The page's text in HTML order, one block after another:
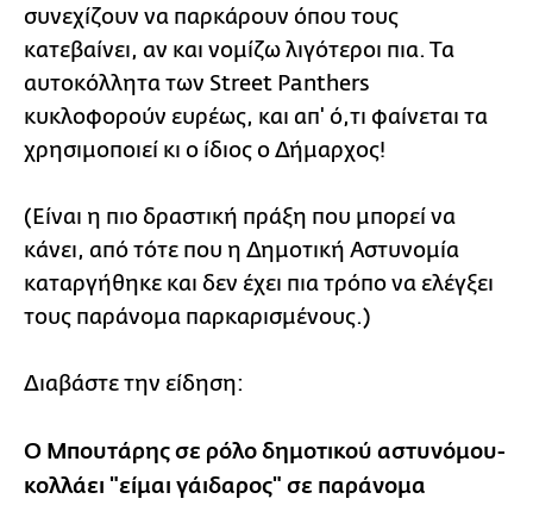
συνεχίζουν να παρκάρουν όπου τους
κατεβαίνει, αν και νομίζω λιγότεροι πια. Τα
αυτοκόλλητα των Street Panthers
κυκλοφορούν ευρέως, και απ' ό,τι φαίνεται τα
χρησιμοποιεί κι ο ίδιος ο Δήμαρχος!
(Είναι η πιο δραστική πράξη που μπορεί να
κάνει, από τότε που η Δημοτική Αστυνομία
καταργήθηκε και δεν έχει πια τρόπο να ελέγξει
τους παράνομα παρκαρισμένους.)
Διαβάστε την είδηση:
Ο Μπουτάρης σε ρόλο δημοτικού αστυνόμου-
κολλάει "είμαι γάιδαρος" σε παράνομα